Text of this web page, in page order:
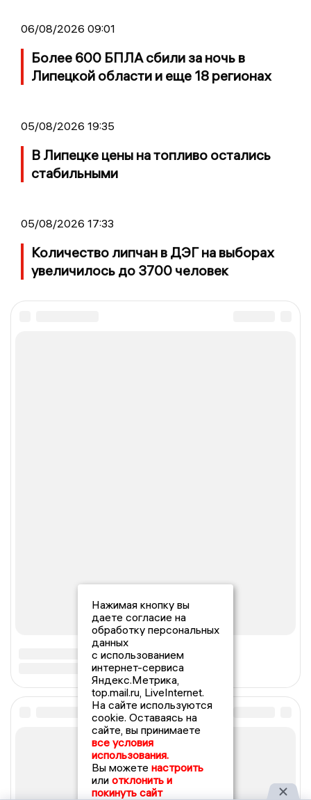
06/08/2026 09:01
Более 600 БПЛА сбили за ночь в
Липецкой области и еще 18 регионах
05/08/2026 19:35
В Липецке цены на топливо остались
стабильными
05/08/2026 17:33
Количество липчан в ДЭГ на выборах
увеличилось до 3700 человек
Нажимая кнопку вы
даете согласие на
обработку персональных
данных
с использованием
интернет-сервиса
Яндекс.Метрика,
top.mail.ru, LiveInternet.
На сайте используются
cookie. Оставаясь на
сайте, вы принимаете
все условия
использования.
Вы можете настроить
или отклонить и
покинуть сайт